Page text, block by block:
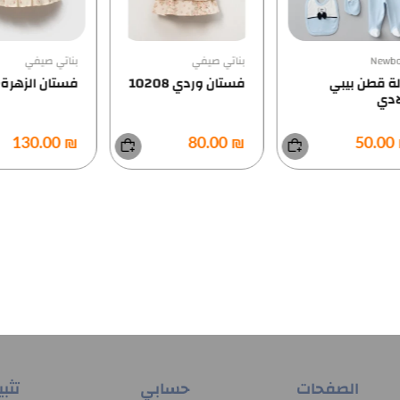
فستان وردي 10208 فستان الزهرة8249
الصفحات حسابي